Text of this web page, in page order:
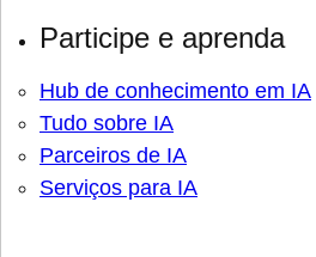
Participe e aprenda
Hub de conhecimento em IA
Tudo sobre IA
Parceiros de IA
Serviços para IA